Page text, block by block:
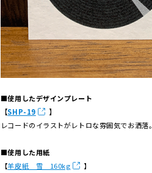
■使用したデザインプレート
【SHP-19
】
レコードのイラストがレトロな雰囲気でお洒落。
■使用した用紙
【羊皮紙 雪 160kg
】